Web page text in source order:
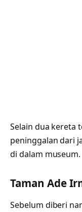
Selain dua kereta
peninggalan dari
di dalam museum.
Taman Ade
Sebelum diberi